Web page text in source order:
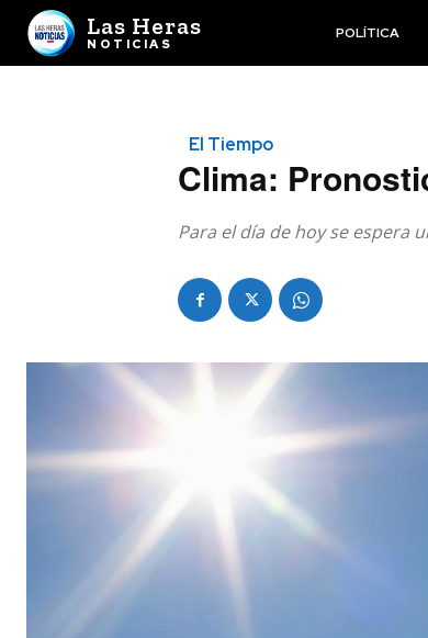
Las Heras
NOTICIAS
POLÍTICA
El Tiempo
Clima:
Para el día de hoy se espera